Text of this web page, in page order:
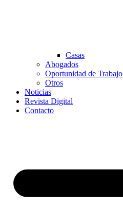
Casas
Abogados
Oportunidad de Trabajo
Otros
Noticias
Revista Digital
Contacto